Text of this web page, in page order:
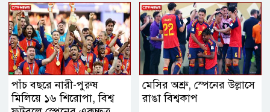
পাঁচ বছরে নারী-পুরুষ
মিলিয়ে ১৬ শিরোপা, বিশ্ব
মেসির অশ্রু, স্পেনের উল্লাসে
রাঙা বিশ্বকাপ